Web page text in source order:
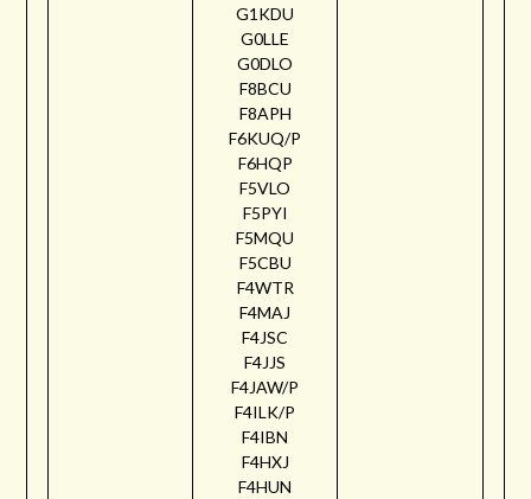
G1KDU
G0LLE
G0DLO
F8BCU
F8APH
F6KUQ/P
F6HQP
F5VLO
F5PYI
F5MQU
F5CBU
F4WTR
F4MAJ
F4JSC
F4JJS
F4JAW/P
F4ILK/P
F4IBN
F4HXJ
F4HUN